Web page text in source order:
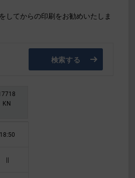
してからの印刷をお勧めいたしま
検索する
KN
18:50
||